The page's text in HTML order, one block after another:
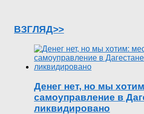
ВЗГЛЯД>>
Денег нет, но мы
самоуправление в
ликвидировано